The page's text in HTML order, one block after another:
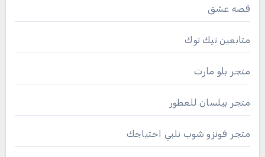
قصه عشق
متابعين تيك توك
متجر بلو مارت
متجر بيلسان للعطور
متجر فونزو شوب نلبي احتياجك